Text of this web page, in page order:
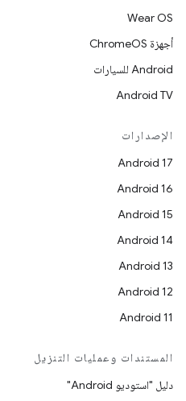
Wear OS
أجهزة ChromeOS
Android للسيارات
Android TV
الإصدارات
Android 17
Android 16
Android 15
Android 14
Android 13
Android 12
Android 11
المستندات وعمليات التنزيل
دليل "استوديو Android"